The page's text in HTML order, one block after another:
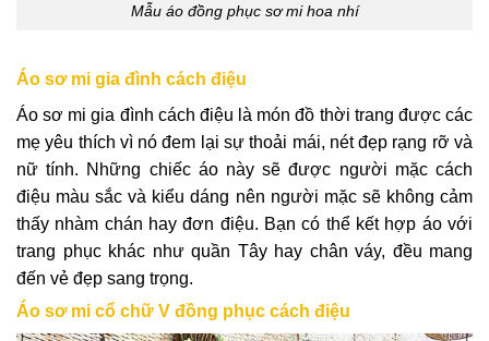
Mẫu áo đồng phục sơ mi hoa nhí
Áo sơ mi gia đình cách điệu
Áo sơ mi gia đình cách điệu là món đồ thời trang được các
mẹ yêu thích vì nó đem lại sự thoải mái, nét đẹp rạng rỡ và
nữ tính. Những chiếc áo này sẽ được người mặc cách
điệu màu sắc và kiểu dáng nên người mặc sẽ không cảm
thấy nhàm chán hay đơn điệu. Bạn có thể kết hợp áo với
trang phục khác như quần Tây hay chân váy, đều mang
đến vẻ đẹp sang trọng.
Áo sơ mi cổ chữ V đồng phục cách điệu